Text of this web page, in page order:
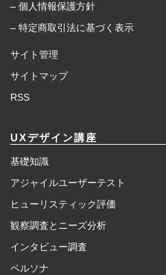
– 個人情報保護方針
– 特定商取引法に基づく表示
サイト管理
サイトマップ
RSS
UXデザイン講座
基礎知識
アジャイルユーザーテスト
ヒューリスティック評価
観察調査とニーズ分析
インタビュー調査
ペルソナ